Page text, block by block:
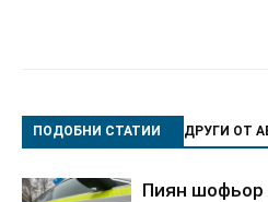
ПОДОБНИ СТАТИИ ДРУГИ ОТ
Пиян шофьор